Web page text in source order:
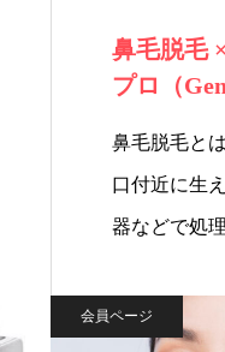
鼻毛脱毛
プロ（
鼻毛脱毛と
口付近に生
器などで処
会員ページ